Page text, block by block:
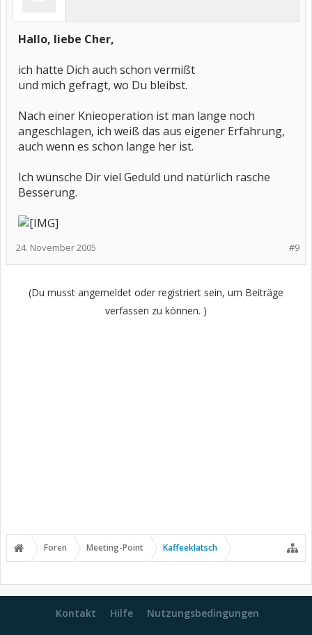
Hallo, liebe Cher,
ich hatte Dich auch schon vermißt
und mich gefragt, wo Du bleibst.
Nach einer Knieoperation ist man lange noch
angeschlagen, ich weiß das aus eigener Erfahrung,
auch wenn es schon lange her ist.
Ich wünsche Dir viel Geduld und natürlich rasche
Besserung.
#9
24. November 2005
(Du musst angemeldet oder registriert sein, um Beiträge
verfassen zu können. )
Foren Meeting-Point Kaffeeklatsch
Kontakt Hilfe Nutzungsbedingungen